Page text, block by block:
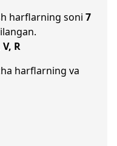
harflarning soni 7
R
harflarning va